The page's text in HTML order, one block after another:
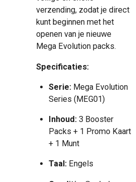
verzending, zodat je direct
kunt beginnen met het
openen van je nieuwe
Mega Evolution packs.
Specificaties:
Serie:Mega Evolution
Series (MEG01)
Inhoud:3 Booster
Packs + 1 Promo Kaart
+ 1 Munt
Taal:Engels